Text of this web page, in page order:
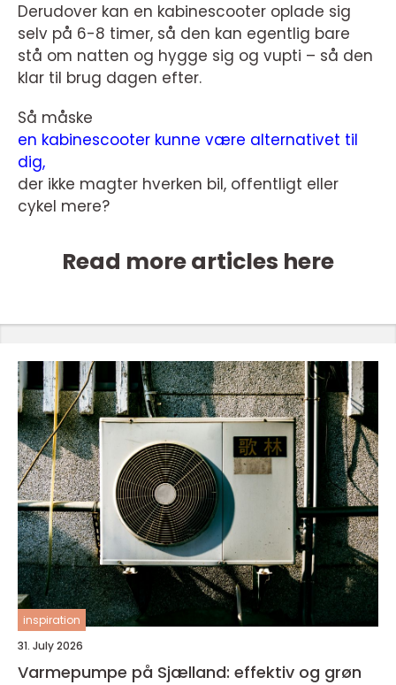
Derudover kan en kabinescooter oplade sig
selv på 6-8 timer, så den kan egentlig bare
stå om natten og hygge sig og vupti – så den
klar til brug dagen efter.
Så måske
en kabinescooter kunne være alternativet til
dig,
der ikke magter hverken bil, offentligt eller
cykel mere?
Read more articles here
inspiration
31. July 2026
Varmepumpe på Sjælland: effektiv og grøn